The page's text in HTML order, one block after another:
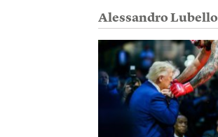
Alessandro Lubello